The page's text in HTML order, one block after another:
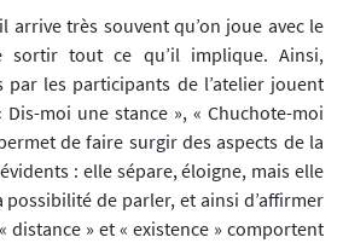
arrive très souvent qu’on joue avec le
sortir tout ce qu’il implique. Ainsi,
les participants de l’atelier jouent
moi une stance », « Chuchote-moi
de faire surgir des aspects de la
: elle sépare, éloigne, mais elle
possibilité de parler, et ainsi d’affirmer
distance » et « existence » comportent